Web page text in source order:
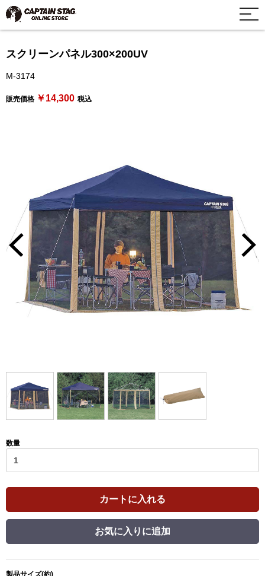
スクリーンパネル300×200UV
M-3174
販売価格 ￥14,300 税込
数量
カートに入れる
お気に入りに追加